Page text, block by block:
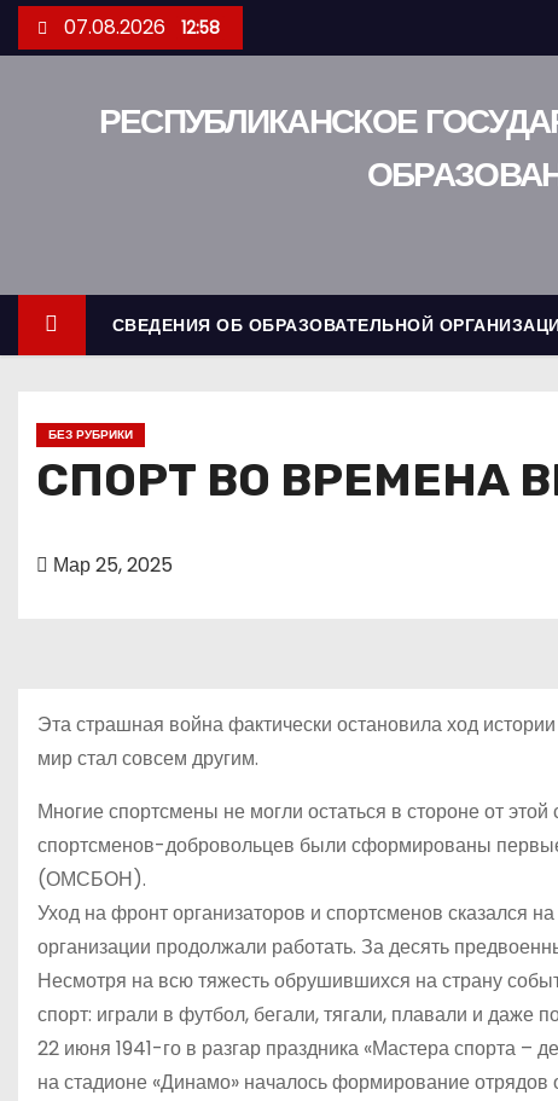
е
д
07.08.2026 12:58
РЕСПУБЛИКАНСКОЕ
СВЕДЕНИЯ ОБ ОБРАЗОВАТЕЛЬНОЙ
БЕЗ РУБРИКИ
СПОРТ ВО ВРЕМЕНА
Мар 25, 2025
Эта страшная война фактически остановила ход
мир стал совсем другим.
Многие спортсмены не могли остаться в стороне от
спортсменов-добровольцев были сформированы
(ОМСБОН).
Уход на фронт организаторов и спортсменов сказался
организации продолжали работать. За десять
Несмотря на всю тяжесть обрушившихся на страну
спорт: играли в футбол, бегали, тягали, плавали и даже
22 июня 1941-го в разгар праздника «Мастера спорта
на стадионе «Динамо» началось формирование